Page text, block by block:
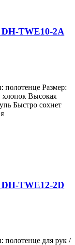
TWE10-2A
полотенце Размер:
хлопок Высокая
Быстро сохнет
TWE12-2D
полотенце для рук /